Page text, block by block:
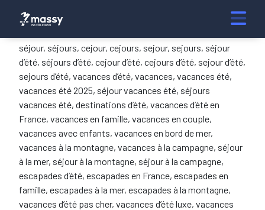
séjour, séjours, cejour, cejours, sejour, sejours, séjour
d’été, séjours d’été, cejour d’été, cejours d’été, sejour d’été,
sejours d’été, vacances d’été, vacances, vacances été,
vacances été 2025, séjour vacances été, séjours
vacances été, destinations d’été, vacances d’été en
France, vacances en famille, vacances en couple,
vacances avec enfants, vacances en bord de mer,
vacances à la montagne, vacances à la campagne, séjour
à la mer, séjour à la montagne, séjour à la campagne,
escapades d’été, escapades en France, escapades en
famille, escapades à la mer, escapades à la montagne,
vacances d’été pas cher, vacances d’été luxe, vacances